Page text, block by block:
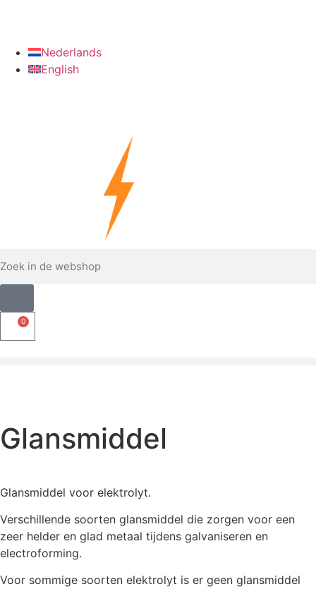
Nederlands
English
0
Glansmiddel
Glansmiddel voor elektrolyt.
Verschillende soorten glansmiddel die zorgen voor een
zeer helder en glad metaal tijdens galvaniseren en
electroforming.
Voor sommige soorten elektrolyt is er geen glansmiddel